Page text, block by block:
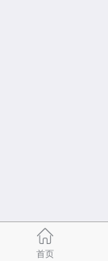
首页